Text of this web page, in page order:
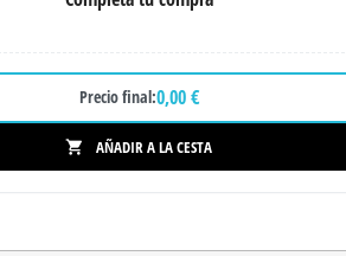
Precio final:0,00 €
 AÑADIR A LA CESTA